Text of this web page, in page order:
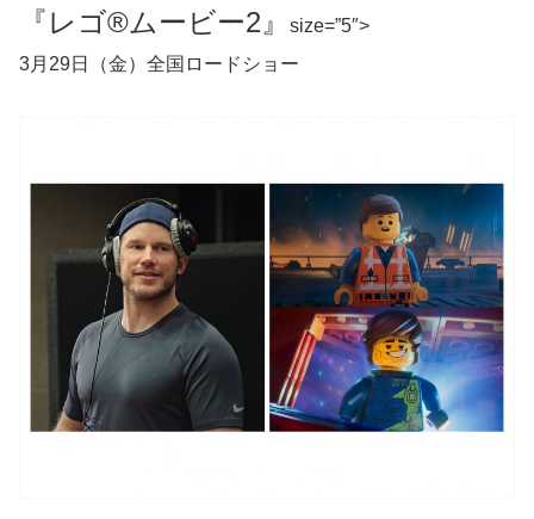
『レゴ®ムービー2』
size=”5″>
3月29日（金）全国ロードショー